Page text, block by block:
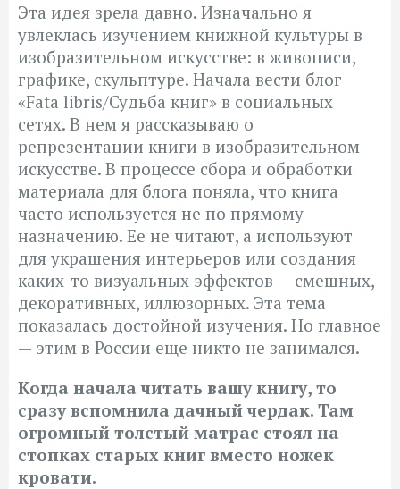
Эта идея зрела давно. Изначально я
увлеклась изучением книжной культуры в
изобразительном искусстве: в живописи,
графике, скульптуре. Начала вести блог
«Fata libris/Судьба книг» в социальных
сетях. В нем я рассказываю о
репрезентации книги в изобразительном
искусстве. В процессе сбора и обработки
материала для блога поняла, что книга
часто используется не по прямому
назначению. Ее не читают, а используют
для украшения интерьеров или создания
каких-то визуальных эффектов — смешных,
декоративных, иллюзорных. Эта тема
показалась достойной изучения. Но главное
— этим в России еще никто не занимался.
Когда начала читать вашу книгу, то
сразу вспомнила дачный чердак. Там
огромный толстый матрас стоял на
стопках старых книг вместо ножек
кровати.